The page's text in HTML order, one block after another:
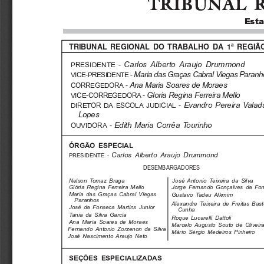
TRIBUNAL
TRIBUNAL
TRIBUNAL  REGIONAL  DO  TRABALHO  DA  1ª
PRESIDENTE - Carlos  Alberto  Araujo  Drummond
VICE-PRESIDENTE - Maria das Graças Cabral Viegas
CORREGEDORA - Ana Maria Soares de Moraes
VICE-CORREGEDORA - Gloria Regina Ferreira Mello
DIRETOR DA ESCOLA JUDICIAL - Evandro  Pereira
Lopes
OUVIDORA - Edith  Maria  Corrêa  Tourinho
ÓRGÃO ESPECIAL
PRESIDENTE - Carlos  Alberto  Araujo  Drummond
DESEMBARGADORES
Nelson  Tomaz  Braga
Glória  Regina  Ferreira  Mello
José  Antonio  Teixeira  da  Silva
Maria  das  Graças  Cabral  Viegas
Paranhos
José  da  Fonseca  Martins  Junior
Tania  da  Silva  Garcia
Ana  Maria  Soares  de  Moraes
Fernando  Antonio  Zorzenon  da  Silva
José  Nascimento  Araujo  Neto
Jorge  Fernando  Gonçalves  da
Gustavo  Tadeu  Alkmim
Alexandre  Teixeira  de  Freitas
Cunha
Roque  Lucarelli  Dattoli
Marcelo  Augusto  Souto  de  Oliveira
Mário  Sérgio  Medeiros  Pinheiro
SEÇÕES ESPECIALIZADAS